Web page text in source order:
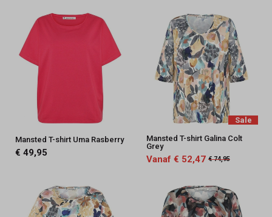
Mansted T-shirt Uma Rasberry
€ 49,95
Sale
Mansted T-shirt Galina Colt
Grey
Vanaf € 52,47 € 74,95